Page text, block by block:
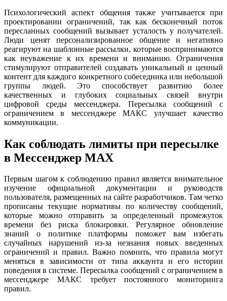
Психологический аспект общения также учитывается при
проектировании ограничений, так как бесконечный поток
пересланных сообщений вызывает усталость у получателей.
Люди ценят персонализированное общение и негативно
реагируют на шаблонные рассылки, которые воспринимаются
как неуважение к их времени и вниманию. Ограничения
стимулируют отправителей создавать уникальный и ценный
контент для каждого конкретного собеседника или небольшой
группы людей. Это способствует развитию более
качественных и глубоких социальных связей внутри
цифровой среды мессенджера. Пересылка сообщений с
ограничением в мессенджере МАКС улучшает качество
коммуникации.
Как соблюдать лимиты при пересылке
в Мессенджер MAX
Первым шагом к соблюдению правил является внимательное
изучение официальной документации и руководств
пользователя, размещенных на сайте разработчиков. Там четко
прописаны текущие нормативы по количеству сообщений,
которые можно отправить за определенный промежуток
времени без риска блокировки. Регулярное обновление
знаний о политике платформы поможет вам избегать
случайных нарушений из-за незнания новых введенных
ограничений и правил. Важно помнить, что правила могут
меняться в зависимости от типа аккаунта и его истории
поведения в системе. Пересылка сообщений с ограничением в
мессенджере МАКС требует постоянного мониторинга
правил.